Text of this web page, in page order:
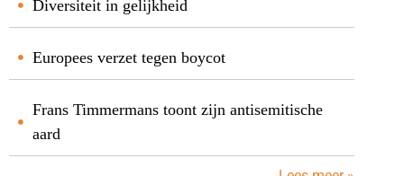
Diversiteit in gelijkheid
Europees verzet tegen boycot
Frans Timmermans toont zijn antisemitische
aard